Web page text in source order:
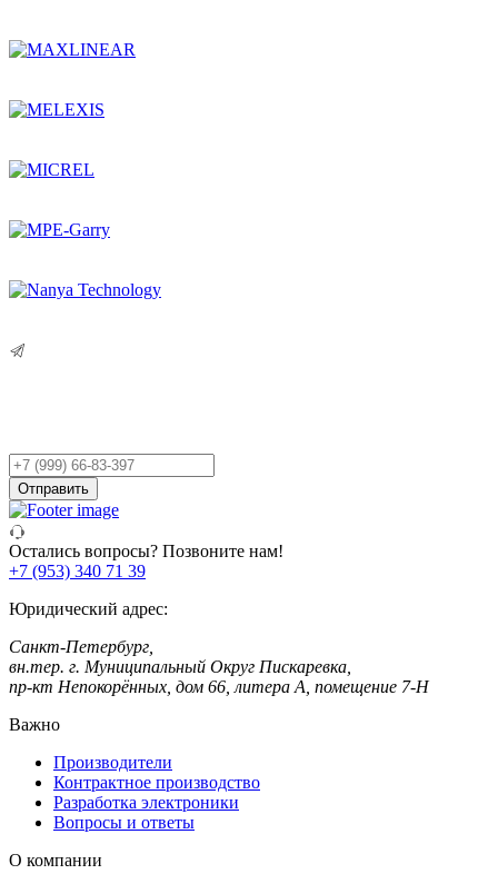
Ваш
телефон
Отправить
Остались вопросы? Позвоните нам!
+7 (953) 340 71 39
Юридический адрес:
Санкт-Петербург,
вн.тер. г. Муниципальный Округ Пискаревка,
пр-кт Непокорённых, дом 66, литера А, помещение 7-Н
Важно
Производители
Контрактное производство
Разработка электроники
Вопросы и ответы
О компании